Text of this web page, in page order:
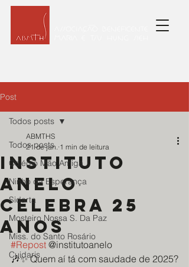
Post
Todos posts
Colégio Mão Amiga
Ninho da Esperança
Sidarta
Mosteiro Nossa S. Da Paz
Miss. do Santo Rosário
Cuidaris
Todos posts
instituto
anelo
celebra 25
anos
ABMTHS
21 de jan. 1 min de leitura
#Repost @institutoanelo
🎶✨ Quem aí tá com saudade de 2025?